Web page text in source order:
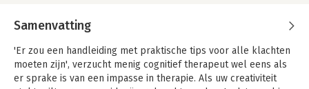
Samenvatting
'Er zou een handleiding met praktische tips voor alle klachten
moeten zijn', verzucht menig cognitief therapeut wel eens als
er sprake is van een impasse in therapie. Als uw creativiteit